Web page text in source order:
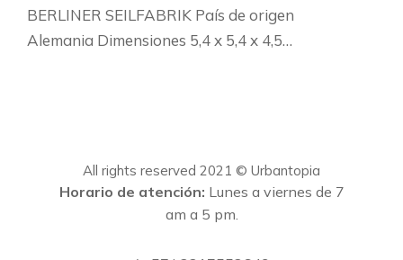
BERLINER SEILFABRIK País de origen
Alemania Dimensiones 5,4 x 5,4 x 4,5…
All rights reserved 2021 © Urbantopia
Horario de atención: Lunes a viernes de 7
am a 5 pm.